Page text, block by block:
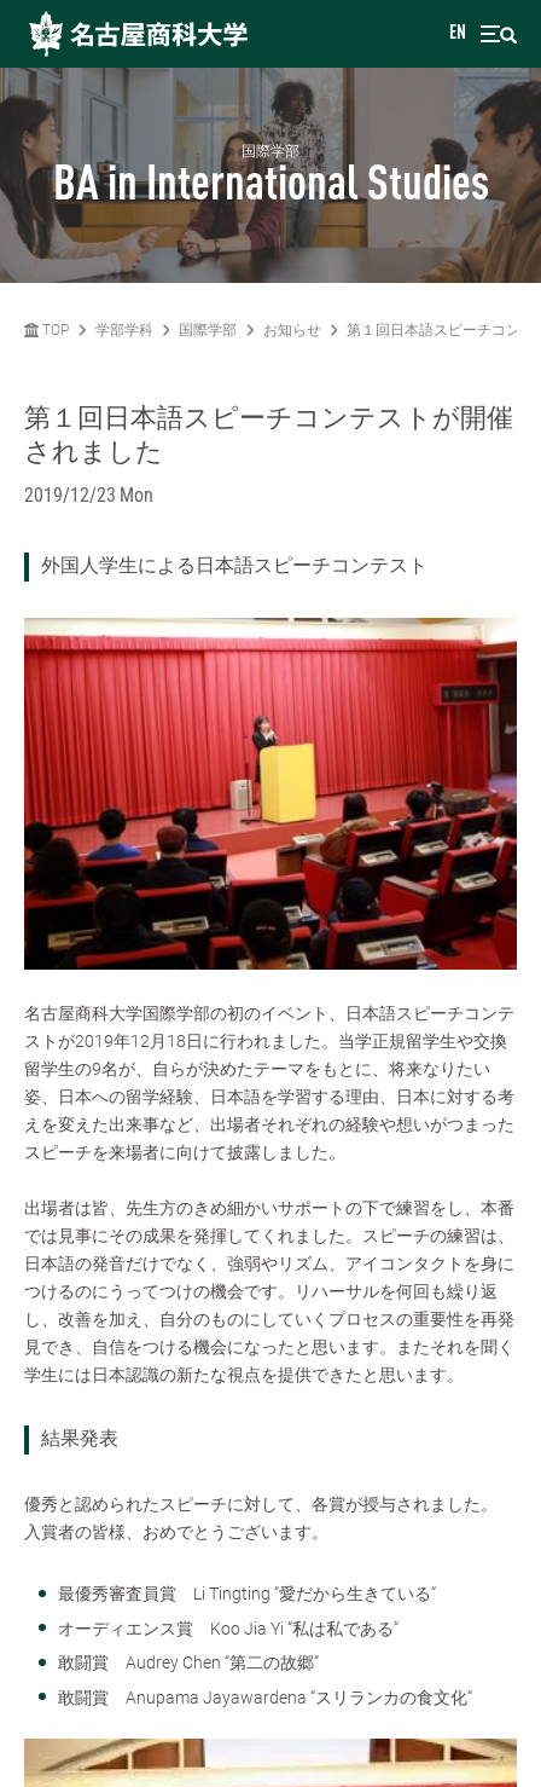
EN
国際学部
BA in International Studies
TOP 学部学科 国際学部 お知らせ 第１回日本語スピーチコンテ
第１回日本語スピーチコンテストが開催
されました
2019/12/23 Mon
外国人学生による日本語スピーチコンテスト
名古屋商科大学国際学部の初のイベント、日本語スピーチコンテ
ストが2019年12月18日に行われました。当学正規留学生や交換
留学生の9名が、自らが決めたテーマをもとに、将来なりたい
姿、日本への留学経験、日本語を学習する理由、日本に対する考
えを変えた出来事など、出場者それぞれの経験や想いがつまった
スピーチを来場者に向けて披露しました。
出場者は皆、先生方のきめ細かいサポートの下で練習をし、本番
では見事にその成果を発揮してくれました。スピーチの練習は、
日本語の発音だけでなく、強弱やリズム、アイコンタクトを身に
つけるのにうってつけの機会です。リハーサルを何回も繰り返
し、改善を加え、自分のものにしていくプロセスの重要性を再発
見でき、自信をつける機会になったと思います。またそれを聞く
学生には日本認識の新たな視点を提供できたと思います。
結果発表
優秀と認められたスピーチに対して、各賞が授与されました。
入賞者の皆様、おめでとうございます。
最優秀審査員賞 Li Tingting “愛だから生きている“
オーディエンス賞 Koo Jia Yi “私は私である“
敢闘賞 Audrey Chen “第二の故郷“
敢闘賞 Anupama Jayawardena “スリランカの食文化“